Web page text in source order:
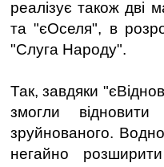
реалізує також дві
та "єОселя", в
"Слуга Народу".
Так, завдяки
змогли
зруйнованого.
негайно